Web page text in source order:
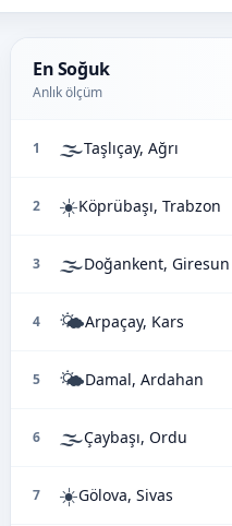
En Soğuk
Anlık ölçüm
1 🌫️Taşlıçay, Ağrı
2 ☀️Köprübaşı, Trabzon
3 🌫️Doğankent, Giresun
4 🌤️Arpaçay, Kars
5 🌤️Damal, Ardahan
6 🌫️Çaybaşı, Ordu
7 ☀️Gölova, Sivas